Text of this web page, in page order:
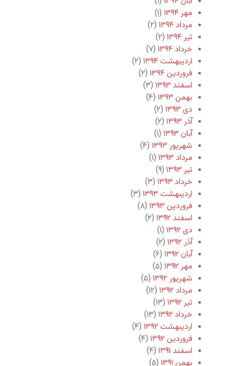
مهر ۱۳۹۴
(۱)
مرداد ۱۳۹۴
(۲)
تیر ۱۳۹۴
(۲)
خرداد ۱۳۹۴
(۷)
اردیبهشت ۱۳۹۴
(۲)
فروردین ۱۳۹۴
(۲)
اسفند ۱۳۹۳
(۳)
بهمن ۱۳۹۳
(۴)
دی ۱۳۹۳
(۲)
آذر ۱۳۹۳
(۲)
آبان ۱۳۹۳
(۱)
شهریور ۱۳۹۳
(۴)
مرداد ۱۳۹۳
(۱)
تیر ۱۳۹۳
(۹)
خرداد ۱۳۹۳
(۳)
اردیبهشت ۱۳۹۳
(۳)
فروردین ۱۳۹۳
(۸)
اسفند ۱۳۹۲
(۲)
دی ۱۳۹۲
(۱)
آذر ۱۳۹۲
(۲)
آبان ۱۳۹۲
(۶)
مهر ۱۳۹۲
(۵)
شهریور ۱۳۹۲
(۵)
مرداد ۱۳۹۲
(۱۲)
تیر ۱۳۹۲
(۱۳)
خرداد ۱۳۹۲
(۱۳)
اردیبهشت ۱۳۹۲
(۴)
فروردین ۱۳۹۲
(۴)
اسفند ۱۳۹۱
(۴)
بهمن ۱۳۹۱
(۵)